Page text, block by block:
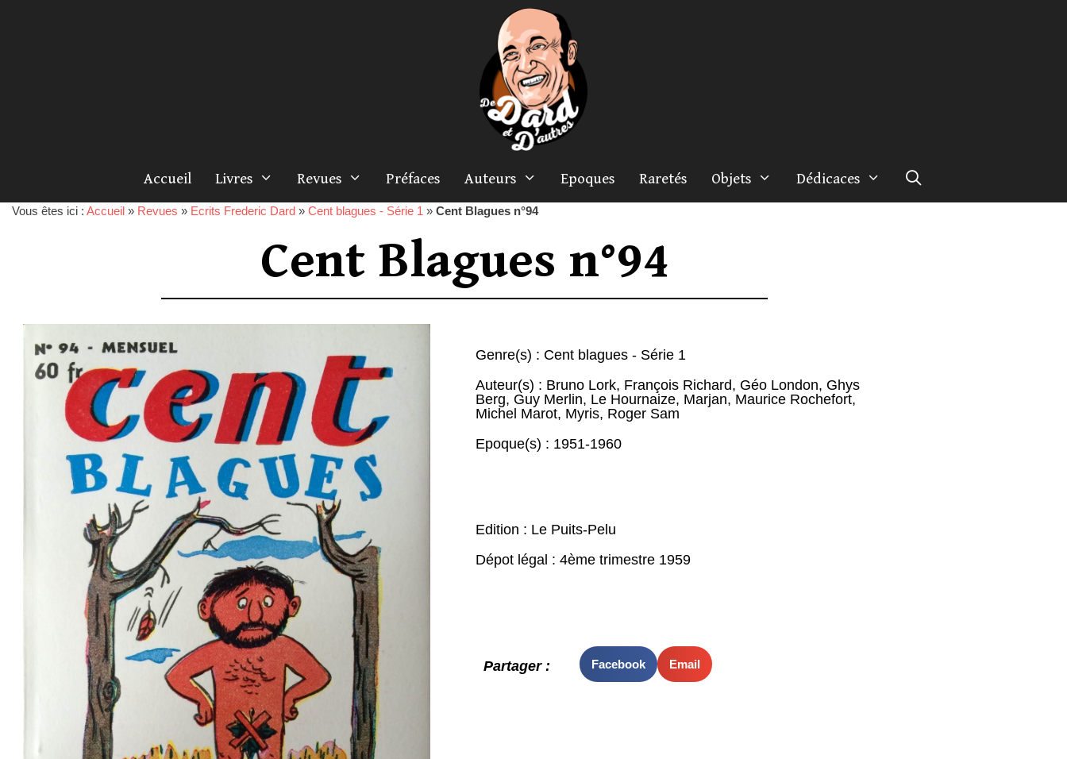
Accueil Livres Revues Préfaces Auteurs Epoques Raretés Objets Dédicaces
Vous êtes ici : Accueil » Revues » Ecrits Frederic Dard » Cent blagues - Série 1 » Cent Blagues n°94
Cent Blagues n°94
Genre(s) : Cent blagues - Série 1
Auteur(s) : Bruno Lork, François Richard, Géo London, Ghys
Berg, Guy Merlin, Le Hournaize, Marjan, Maurice Rochefort,
Michel Marot, Myris, Roger Sam
Epoque(s) : 1951-1960
Edition : Le Puits-Pelu
Dépot légal : 4ème trimestre 1959
Partager : Facebook Email